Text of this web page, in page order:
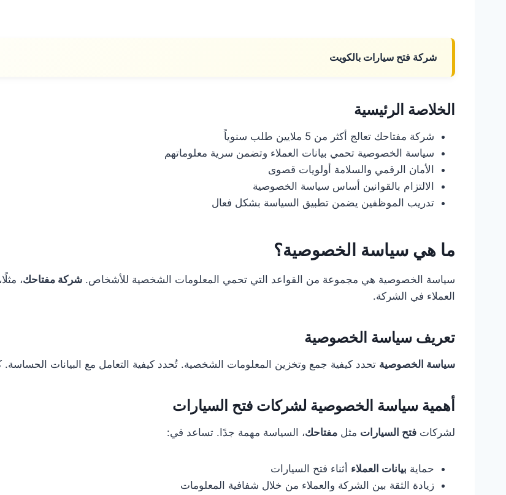
شركة فتح سيارات بالكويت
الخلاصة الرئيسية
شركة مفتاحك تعالج أكثر من 5 ملايين طلب سنوياً
سياسة الخصوصية تحمي بيانات العملاء وتضمن سرية معلوماتهم
الأمان الرقمي والسلامة أولويات قصوى
الالتزام بالقوانين أساس سياسة الخصوصية
تدريب الموظفين يضمن تطبيق السياسة بشكل فعال
ما هي سياسة الخصوصية؟
سياسة الخصوصية هي مجموعة من القواعد التي تحمي المعلومات الشخصية للأشخاص. شركة مفتاحك،
العملاء في الشركة.
تعريف سياسة الخصوصية
سياسة الخصوصية تحدد كيفية جمع وتخزين المعلومات الشخصية. تُحدد كيفية التعامل مع البيانات
أهمية سياسة الخصوصية لشركات فتح السيارات
لشركات فتح السيارات مثل مفتاحك، السياسة مهمة جدًا. تساعد في:
حماية بيانات العملاء أثناء فتح السيارات
زيادة الثقة بين الشركة والعملاء من خلال شفافية المعلومات